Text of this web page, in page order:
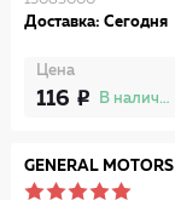
Доставка: Сегодня
Цена
116 В наличии
GENERAL MOTORS